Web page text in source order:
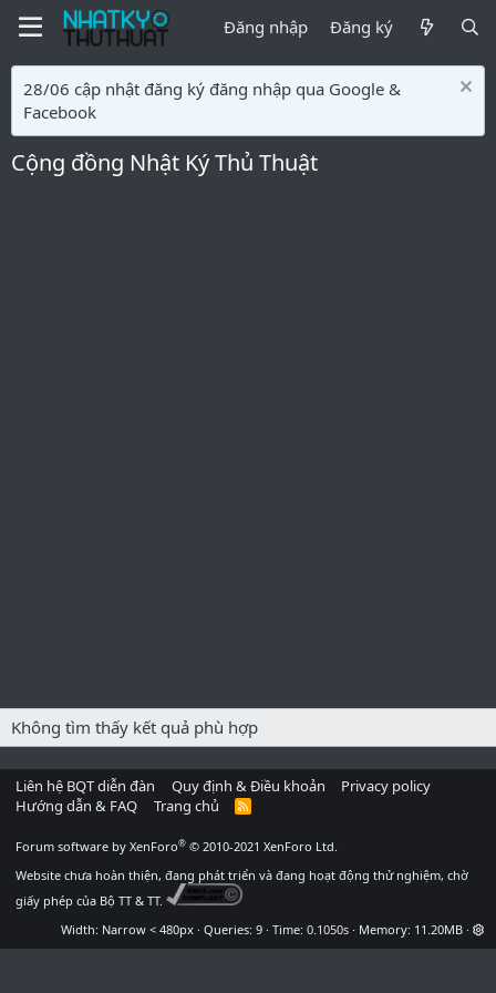
Đăng nhập Đăng ký
28/06 cập nhật đăng ký đăng nhập qua Google &
Facebook
Cộng đồng Nhật Ký Thủ Thuật
Không tìm thấy kết quả phù hợp
Liên hệ BQT diễn đàn Quy định & Điều khoản
Privacy policy
Hướng dẫn & FAQ
Trang chủ
R
Forum software by XenForo® © 2010-2021 XenForo Ltd.
Website chưa hoàn thiện, đang phát triển và đang hoạt động thử nghiệm, chờ
giấy phép của Bộ TT & TT.
Width
Queries 9 Time 0.1050s Memory 11.20MB